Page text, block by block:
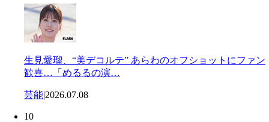
生見愛瑠、“美デコルテ” あらわのオフショットにファン
歓喜…「めるるの演…
芸能|2026.07.08
10